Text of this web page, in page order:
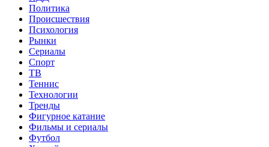
Политика
Происшествия
Психология
Рынки
Сериалы
Спорт
ТВ
Теннис
Технологии
Тренды
Фигурное катание
Фильмы и сериалы
Футбол